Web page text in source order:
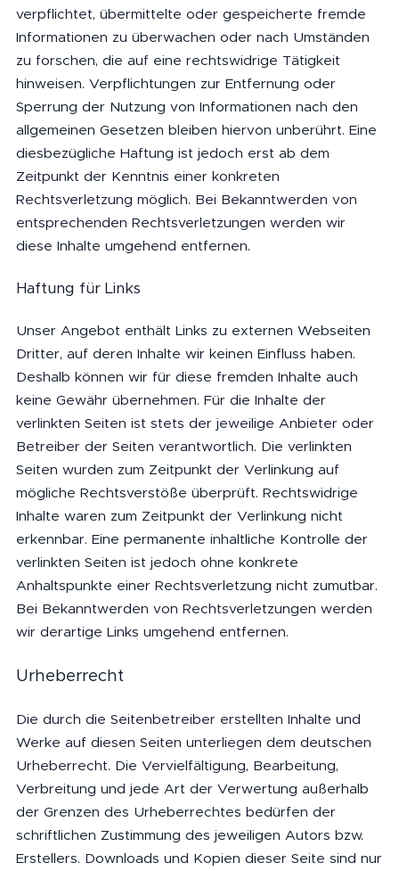
verpflichtet, übermittelte oder gespeicherte fremde
Informationen zu überwachen oder nach Umständen
zu forschen, die auf eine rechtswidrige Tätigkeit
hinweisen. Verpflichtungen zur Entfernung oder
Sperrung der Nutzung von Informationen nach den
allgemeinen Gesetzen bleiben hiervon unberührt. Eine
diesbezügliche Haftung ist jedoch erst ab dem
Zeitpunkt der Kenntnis einer konkreten
Rechtsverletzung möglich. Bei Bekanntwerden von
entsprechenden Rechtsverletzungen werden wir
diese Inhalte umgehend entfernen.
Haftung für Links
Unser Angebot enthält Links zu externen Webseiten
Dritter, auf deren Inhalte wir keinen Einfluss haben.
Deshalb können wir für diese fremden Inhalte auch
keine Gewähr übernehmen. Für die Inhalte der
verlinkten Seiten ist stets der jeweilige Anbieter oder
Betreiber der Seiten verantwortlich. Die verlinkten
Seiten wurden zum Zeitpunkt der Verlinkung auf
mögliche Rechtsverstöße überprüft. Rechtswidrige
Inhalte waren zum Zeitpunkt der Verlinkung nicht
erkennbar. Eine permanente inhaltliche Kontrolle der
verlinkten Seiten ist jedoch ohne konkrete
Anhaltspunkte einer Rechtsverletzung nicht zumutbar.
Bei Bekanntwerden von Rechtsverletzungen werden
wir derartige Links umgehend entfernen.
Urheberrecht
Die durch die Seitenbetreiber erstellten Inhalte und
Werke auf diesen Seiten unterliegen dem deutschen
Urheberrecht. Die Vervielfältigung, Bearbeitung,
Verbreitung und jede Art der Verwertung außerhalb
der Grenzen des Urheberrechtes bedürfen der
schriftlichen Zustimmung des jeweiligen Autors bzw.
Erstellers. Downloads und Kopien dieser Seite sind nur